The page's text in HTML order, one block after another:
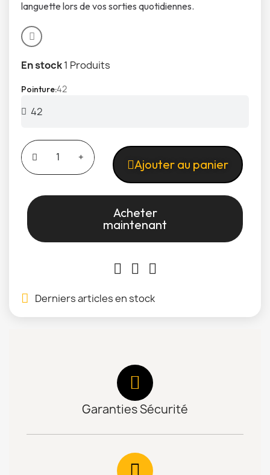
languette lors de vos sorties quotidiennes.
En stock1 Produits
Pointure42
Ajouter au panier
Acheter
maintenant
Derniers articles en stock
Garanties Sécurité